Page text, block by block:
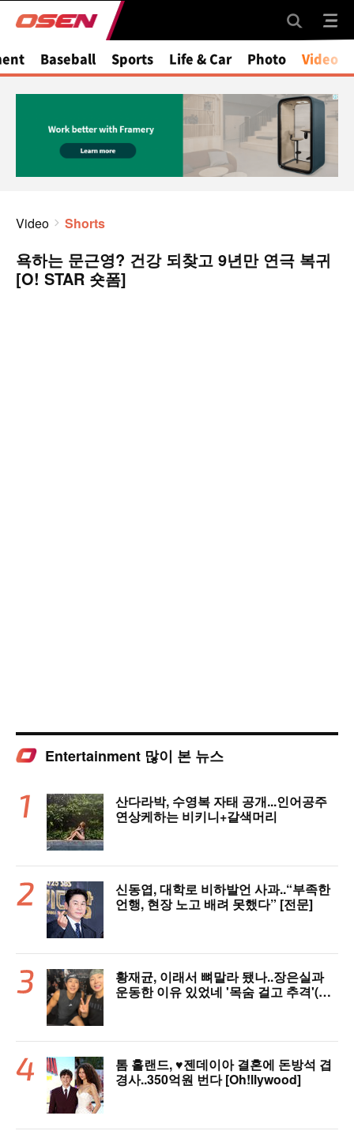
Baseball Sports Life & Car Photo Video
Video Shorts
욕하는 문근영? 건강 되찾고 9년만 연극 복귀
[O! STAR 숏폼]
Entertainment 많이 본 뉴스
산다라박, 수영복 자태 공개...인어공주
연상케하는 비키니+갈색머리
신동엽, 대학로 비하발언 사과..“부족한
언행, 현장 노고 배려 못했다” [전문]
황재균, 이래서 뼈말라 됐나..장은실과
운동한 이유 있었네 '목숨 걸고 추격'(술
톰 홀랜드, ♥︎젠데이아 결혼에 돈방석 겹
경사..350억원 번다 [Oh!llywood]